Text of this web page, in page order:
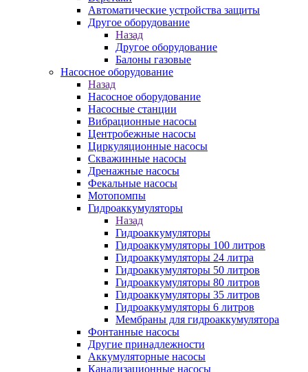
Автоматические устройства защиты
Другое оборудование
Назад
Другое оборудование
Балоны газовые
Насосное оборудование
Назад
Насосное оборудование
Насосные станции
Вибрационные насосы
Центробежные насосы
Циркуляционные насосы
Скважинные насосы
Дренажные насосы
Фекальные насосы
Мотопомпы
Гидроаккумуляторы
Назад
Гидроаккумуляторы
Гидроаккумуляторы 100 литров
Гидроаккумуляторы 24 литра
Гидроаккумуляторы 50 литров
Гидроаккумуляторы 80 литров
Гидроаккумуляторы 35 литров
Гидроаккумуляторы 6 литров
Мембраны для гидроаккумулятора
Фонтанные насосы
Другие принадлежности
Аккумуляторные насосы
Канализационные насосы